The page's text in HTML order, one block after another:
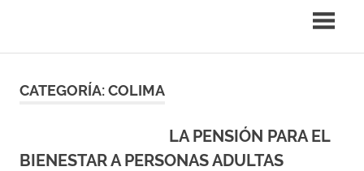
CATEGORÍA:COLIMA
LA PENSIÓN PARA EL
BIENESTAR A PERSONAS ADULTAS